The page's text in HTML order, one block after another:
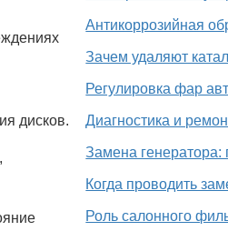
дисков.
Антикоррозийная
Зачем удаляют
Регулировка фар
Диагностика и
Замена генератора:
Когда проводить
Роль салонного